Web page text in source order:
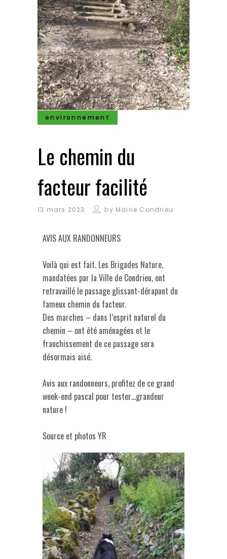
environnement
Le chemin du
facteur facilité
13 mars 2023 by Mairie Condrieu
AVIS AUX RANDONNEURS
Voilà qui est fait. Les Brigades Nature,
mandatées par la Ville de Condrieu, ont
retravaillé le passage glissant-dérapant du
fameux chemin du facteur.
Des marches – dans l’esprit naturel du
chemin – ont été aménagées et le
franchissement de ce passage sera
désormais aisé.
Avis aux randonneurs, profitez de ce grand
week-end pascal pour tester…grandeur
nature !
Source et photos YR